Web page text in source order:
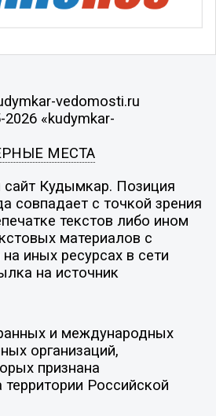
vedomosti.ru
«kudymkar-
МЕСТА
Кудымкар. Позиция
совпадает с точкой зрения
текстов либо ином
материалов с
иных ресурсах в сети
на источник
и международных
организаций,
признана
Российской